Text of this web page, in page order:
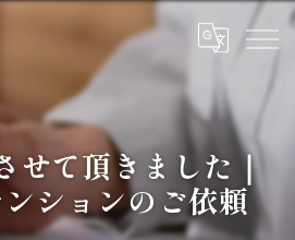
せて頂きました｜
ションのご依頼